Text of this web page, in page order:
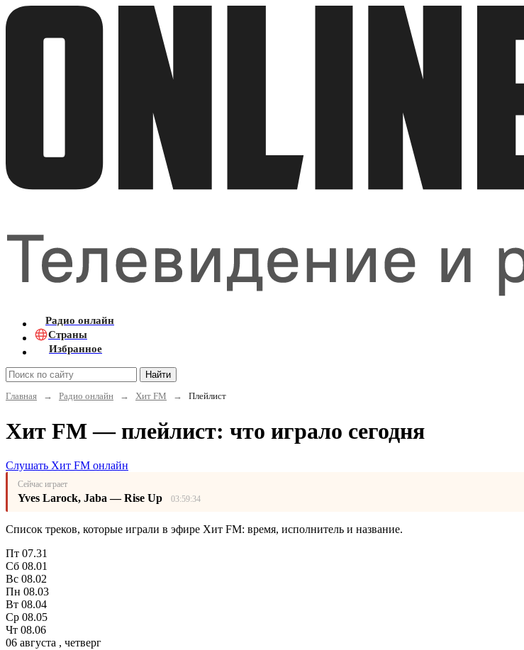
Радио онлайн
Страны
Избранное
Найти
Главная
→ Радио онлайн → Хит FM → Плейлист
Хит FM — плейлист: что играло сегодня
Слушать Хит FM онлайн
Сейчас играет
Yves Larock, Jaba — Rise Up 03:59:34
Список треков, которые играли в эфире Хит FM: время, исполнитель и название.
Пт 07.31
Сб 08.01
Вс 08.02
Пн 08.03
Вт 08.04
Ср 08.05
Чт 08.06
06 августа , четверг